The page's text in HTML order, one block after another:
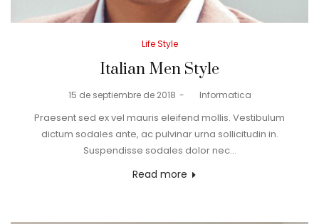
Posted
Life Style
Italian Men Style
Posted
15 de septiembre de 2018 Informatica
Praesent sed ex vel mauris eleifend mollis. Vestibulum
dictum sodales ante, ac pulvinar urna sollicitudin in.
Suspendisse sodales dolor nec…
Read more